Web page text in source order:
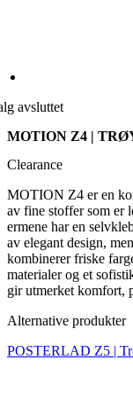
avsluttet
MOTION Z4 |
Clearance
MOTION Z4 er en
av fine stoffer som er
ermene har en
av elegant design,
kombinerer friske
materialer og et
gir utmerket komfort,
Alternative produkter
POSTERLAD Z5 |